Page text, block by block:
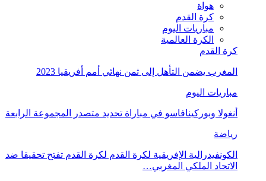
هواة
كرة القدم
مباريات اليوم
الكرة العالمية
كرة القدم
المغرب يضمن التأهل إلى ثمن نهائي أمم أفريقيا 2023
مباريات اليوم
أنغولا وبوركينافاسو في مباراة تحديد متصدر المجموعة الرابعة
رياضة
الكونفيدرالية الإفريقية لكرة القدم لكرة القدم تفتح تحقيقا ضد
الاتحاد الملكي المغربي…